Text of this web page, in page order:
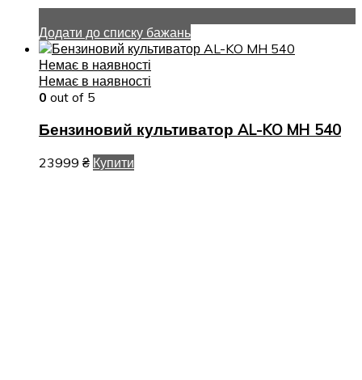
Додати до списку бажань
Немає в наявності
Немає в наявності
0 out of 5
Бензиновий культиватор AL-KO MH 540
23999 ₴ Купити